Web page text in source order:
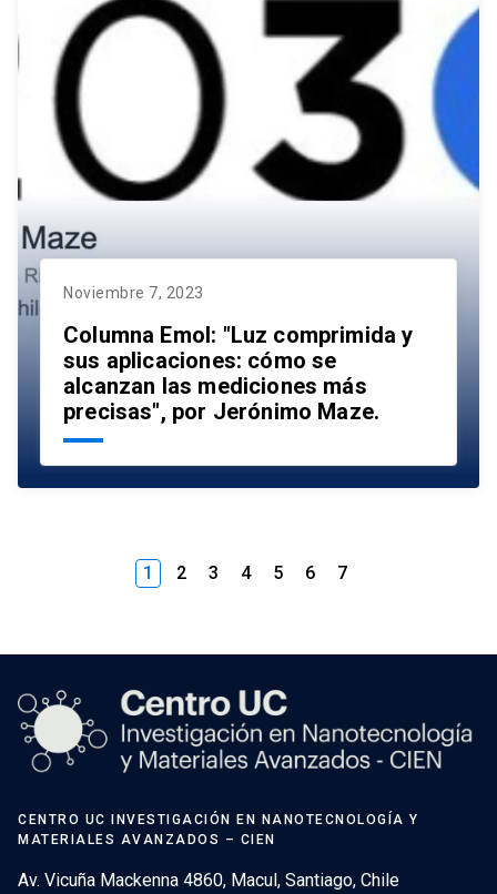
Noviembre 7, 2023
Columna Emol: "Luz comprimida y
sus aplicaciones: cómo se
alcanzan las mediciones más
precisas", por Jerónimo Maze.
1 2 3 4 5 6 7
CENTRO UC INVESTIGACIÓN EN NANOTECNOLOGÍA Y
MATERIALES AVANZADOS – CIEN
Av. Vicuña Mackenna 4860, Macul, Santiago, Chile